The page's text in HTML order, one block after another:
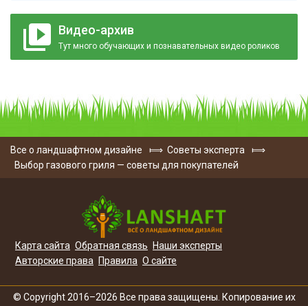
Видео-архив
Тут много обучающих и познавательных видео роликов
Все о ландшафтном дизайне ⟾ Советы эксперта
⟾
Выбор газового гриля — советы для покупателей
Карта сайта Обратная связь
Наши эксперты
Авторские права
Правила О сайте
© Copyright 2016–2026 Все права защищены. Копирование их